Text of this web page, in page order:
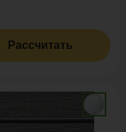
Рассчитать